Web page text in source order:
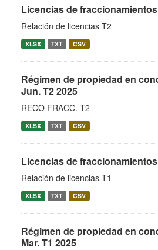
Licencias de
Relación de licencias T2
XLSX TXT CSV
Régimen de propiedad en
Jun. T2 2025
RECO FRACC. T2
XLSX TXT CSV
Licencias de fraccionamientos
Relación de licencias T1
XLSX TXT CSV
Régimen de propiedad en
Mar. T1 2025